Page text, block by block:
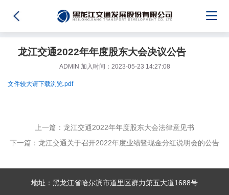
龙江交通2022年年度股东大会决议公告
ADMIN 加入时间：2023-05-23 14:27:08
文件较大请下载浏览.pdf
上一篇：龙江交通2022年年度股东大会法律意见书
下一篇：龙江交通关于召开2022年度业绩暨现金分红说明会的公告
地址：黑龙江省哈尔滨市道里区群力第五大道1688号